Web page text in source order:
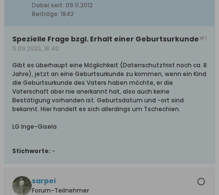
Dabei seit: 09.11.2012
Beiträge: 1842
#1
Spezielle Frage bzgl. Erhalt einer Geburtsurkunde
11.09.2023, 18:40
Gibt es überhaupt eine Möglichkeit (Datenschutzfrist noch ca. 8
Jahre), jetzt an eine Geburtsurkunde zu kommen, wenn ein Kind
die Geburtsurkunde des Vaters haben möchte, er die
Vaterschaft aber nie anerkannt hat, also auch keine
Bestätigung vorhanden ist. Geburtsdatum und -ort sind
bekannt. Hier handelt es sich allerdings um Tschechien.
LG Inge-Gisela
Stichworte: -
sarpei
Forum-Teilnehmer